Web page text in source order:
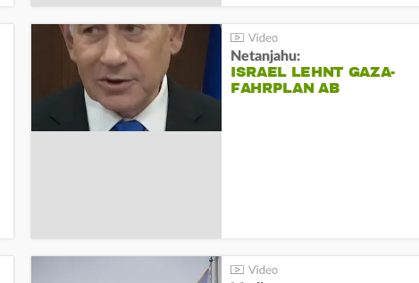
Netanjahu:
ISRAEL LEHNT GAZA-
FAHRPLAN AB